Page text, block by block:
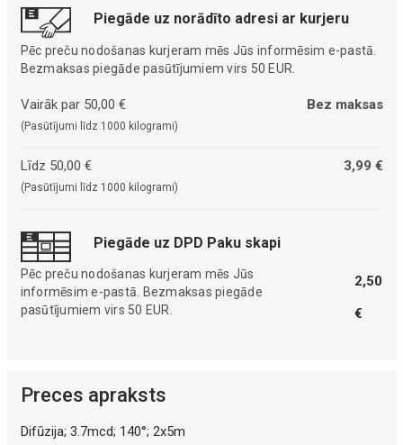
Piegāde uz norādīto adresi ar kurjeru
Pēc preču nodošanas kurjeram mēs Jūs informēsim e-pastā.
Bezmaksas piegāde pasūtījumiem virs 50 EUR.
Vairāk par 50,00 €
(Pasūtījumi līdz 1000 kilogrami)
Bez maksas
Līdz 50,00 €
(Pasūtījumi līdz 1000 kilogrami)
3,99 €
Piegāde uz DPD Paku skapi
Pēc preču nodošanas kurjeram mēs Jūs
informēsim e-pastā. Bezmaksas piegāde
pasūtījumiem virs 50 EUR.
2,50
€
Preces apraksts
Difūzija; 3.7mcd; 140°; 2x5m